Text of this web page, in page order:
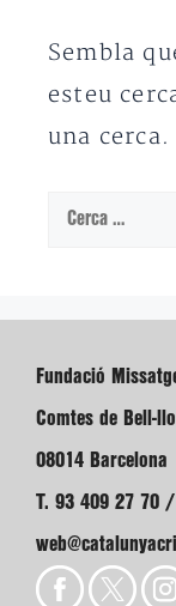
Sembla
esteu
una cerca.
Cerca:
Fundació
Comtes de Bell-
08014 Barcelona
T. 93 409 27 70